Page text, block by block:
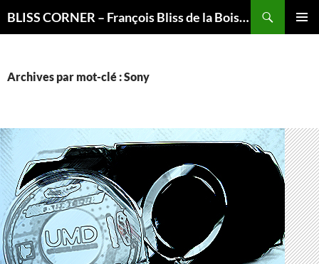
BLISS CORNER – François Bliss de la Boissière is here
Archives par mot-clé : Sony